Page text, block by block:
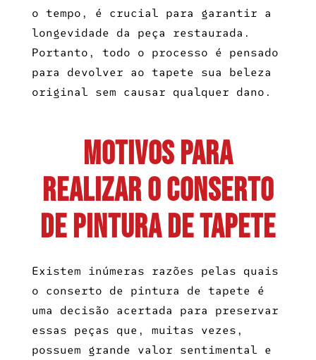
o tempo, é crucial para garantir a
longevidade da peça restaurada.
Portanto, todo o processo é pensado
para devolver ao tapete sua beleza
original sem causar qualquer dano.
Motivos Para
Realizar o Conserto
de Pintura de Tapete
Existem inúmeras razões pelas quais
o conserto de pintura de tapete é
uma decisão acertada para preservar
essas peças que, muitas vezes,
possuem grande valor sentimental e